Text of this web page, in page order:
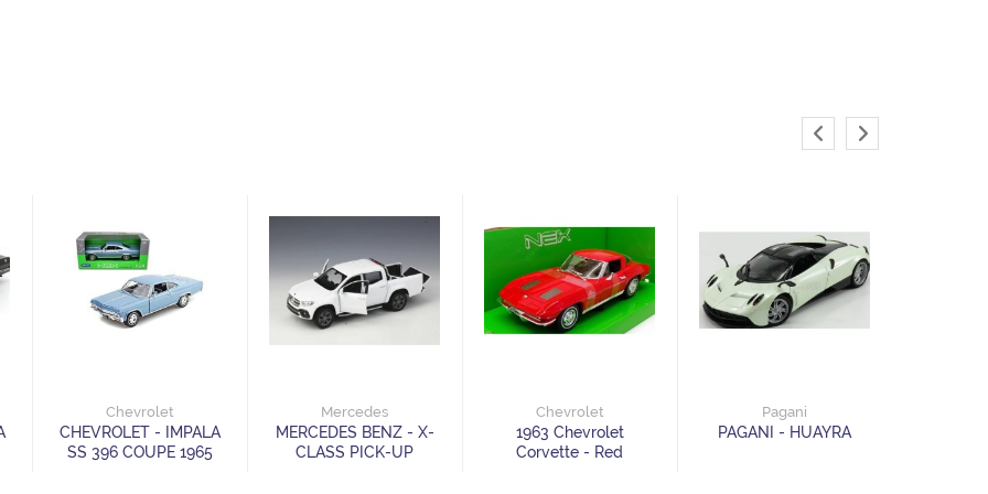
Chevrolet
CHEVROLET - IMPALA
SS 396 COUPE 1965
Mercedes
MERCEDES BENZ - X-
CLASS PICK-UP
Chevrolet
1963 Chevrolet
Corvette - Red
Pagani
PAGANI - HUAYRA